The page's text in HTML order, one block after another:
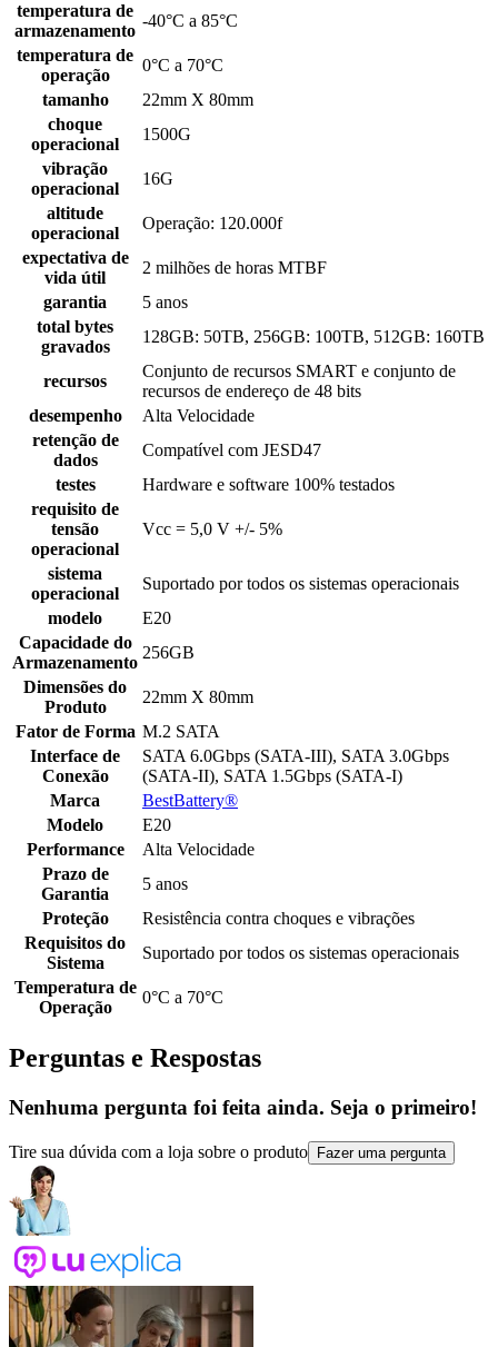
temperatura de
armazenamento
-40°C a 85°C
temperatura de
operação
0°C a 70°C
tamanho
22mm X 80mm
choque
operacional
1500G
vibração
operacional
16G
altitude
operacional
Operação: 120.000f
expectativa de
vida útil
2 milhões de horas MTBF
garantia
5 anos
total bytes
gravados
128GB: 50TB, 256GB: 100TB, 512GB: 160TB
recursos
Conjunto de recursos SMART e conjunto de
recursos de endereço de 48 bits
desempenho
Alta Velocidade
retenção de
dados
Compatível com JESD47
testes
Hardware e software 100% testados
requisito de
tensão
operacional
Vcc = 5,0 V +/- 5%
sistema
operacional
Suportado por todos os sistemas operacionais
modelo
E20
Capacidade do
Armazenamento
256GB
Dimensões do
Produto
22mm X 80mm
Fator de Forma M.2 SATA
Interface de
Conexão
SATA 6.0Gbps (SATA-III), SATA 3.0Gbps
(SATA-II), SATA 1.5Gbps (SATA-I)
Marca
BestBattery®
Modelo
E20
Performance
Alta Velocidade
Prazo de
Garantia
5 anos
Proteção
Resistência contra choques e vibrações
Requisitos do
Sistema
Suportado por todos os sistemas operacionais
Temperatura de
Operação
0°C a 70°C
Perguntas e Respostas
Nenhuma pergunta foi feita ainda. Seja o primeiro!
Tire sua dúvida com a loja sobre o produto Fazer uma pergunta